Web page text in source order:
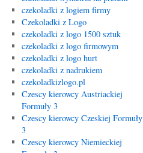
czekoladki z logiem firmy
Czekoladki z Logo
czekoladki z logo 1500 sztuk
czekoladki z logo firmowym
czekoladki z logo hurt
czekoladki z nadrukiem
czekoladkizlogo.pl
Czescy kierowcy Austriackiej
Formuły 3
Czescy kierowcy Czeskiej Formuły
3
Czescy kierowcy Niemieckiej